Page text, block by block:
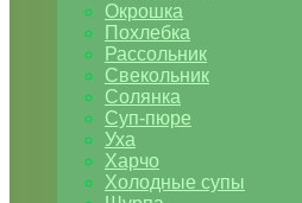
Окрошка
Похлебка
Рассольник
Свекольник
Солянка
Суп-пюре
Уха
Харчо
Холодные супы